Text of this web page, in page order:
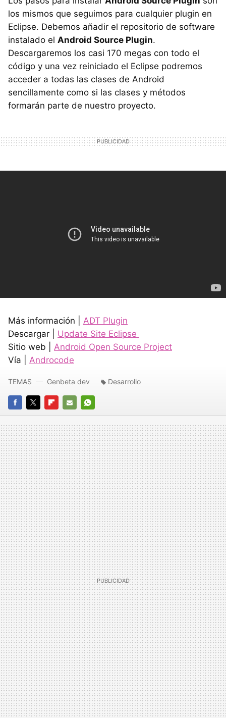
los mismos que seguimos para cualquier plugin en
Eclipse. Debemos añadir el repositorio de software
instalado el Android Source Plugin.
Descargaremos los casi 170 megas con todo el
código y una vez reiniciado el Eclipse podremos
acceder a todas las clases de Android
sencillamente como si las clases y métodos
formarán parte de nuestro proyecto.
Más información | ADT Plugin
Descargar | Update Site Eclipse
Sitio web | Android Open Source Project
Vía | Androcode
FACEBOOK
TWITTERFLIPBOARD
E-
MAIL
WHATSAPP
TEMAS Genbeta dev Desarrollo